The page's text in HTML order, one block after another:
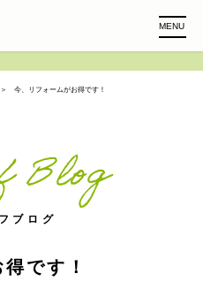
MENU
＞ 今、リフォームがお得です！
ブログ
です！